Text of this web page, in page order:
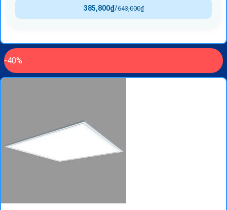
643,000₫
/
385,800₫
-40%